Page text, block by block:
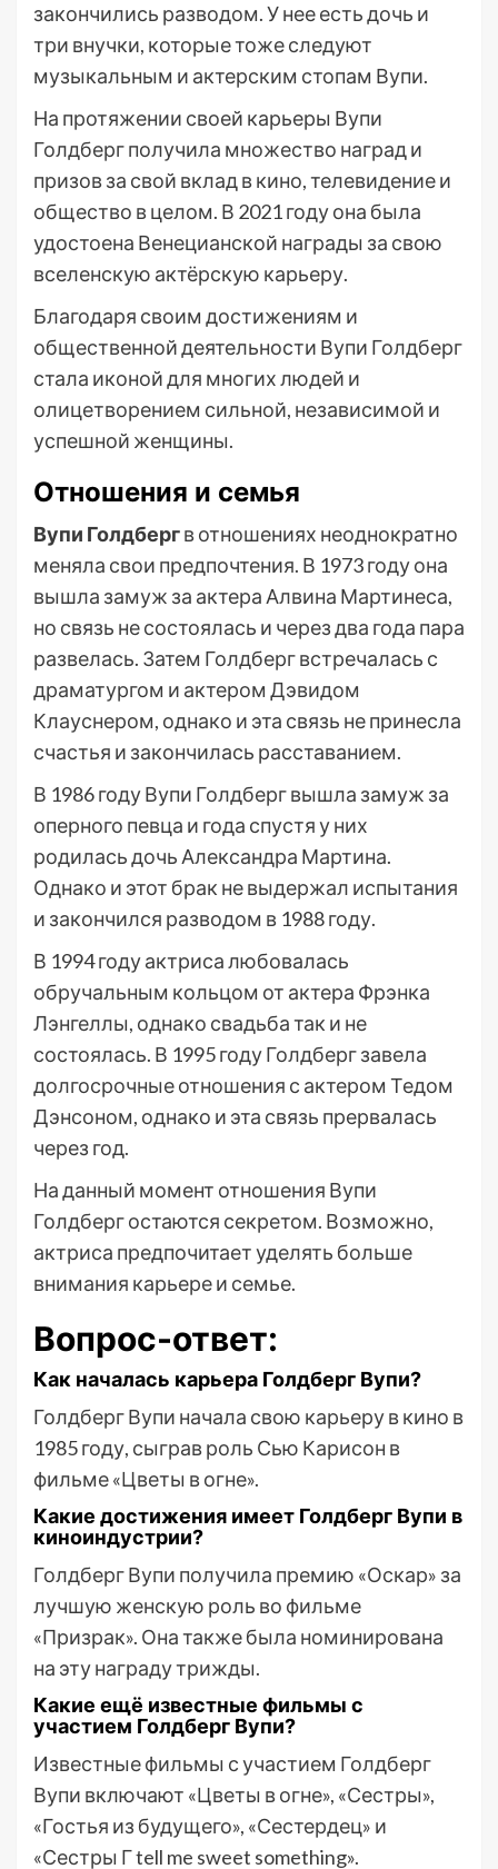
закончились разводом. У нее есть дочь и
три внучки, которые тоже следуют
музыкальным и актерским стопам Вупи.
На протяжении своей карьеры Вупи
Голдберг получила множество наград и
призов за свой вклад в кино, телевидение и
общество в целом. В 2021 году она была
удостоена Венецианской награды за свою
вселенскую актёрскую карьеру.
Благодаря своим достижениям и
общественной деятельности Вупи Голдберг
стала иконой для многих людей и
олицетворением сильной, независимой и
успешной женщины.
Отношения и семья
Вупи Голдбергв отношениях неоднократно
меняла свои предпочтения. В 1973 году она
вышла замуж за актера Алвина Мартинеса,
но связь не состоялась и через два года пара
развелась. Затем Голдберг встречалась с
драматургом и актером Дэвидом
Клауснером, однако и эта связь не принесла
счастья и закончилась расставанием.
В 1986 году Вупи Голдберг вышла замуж за
оперного певца и года спустя у них
родилась дочь Александра Мартина.
Однако и этот брак не выдержал испытания
и закончился разводом в 1988 году.
В 1994 году актриса любовалась
обручальным кольцом от актера Фрэнка
Лэнгеллы, однако свадьба так и не
состоялась. В 1995 году Голдберг завела
долгосрочные отношения с актером Тедом
Дэнсоном, однако и эта связь прервалась
через год.
На данный момент отношения Вупи
Голдберг остаются секретом. Возможно,
актриса предпочитает уделять больше
внимания карьере и семье.
Вопрос-ответ:
Как началась карьера Голдберг Вупи?
Голдберг Вупи начала свою карьеру в кино в
1985 году, сыграв роль Сью Карисон в
фильме «Цветы в огне».
Какие достижения имеет Голдберг Вупи в
киноиндустрии?
Голдберг Вупи получила премию «Оскар» за
лучшую женскую роль во фильме
«Призрак». Она также была номинирована
на эту награду трижды.
Какие ещё известные фильмы с
участием Голдберг Вупи?
Известные фильмы с участием Голдберг
Вупи включают «Цветы в огне», «Сестры»,
«Гостья из будущего», «Сестердец» и
«Сестры Г tell me sweet something».